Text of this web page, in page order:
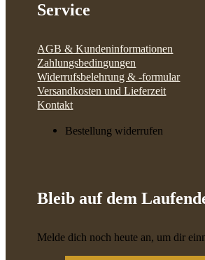
Service
AGB & Kundeninformationen
Zahlungsbedingungen
Widerrufsbelehrung & -formular
Versandkosten und Lieferzeit
Kontakt
Bestellung widerrufen
Bleib auf dem
Melde dich noch heute an, um dir